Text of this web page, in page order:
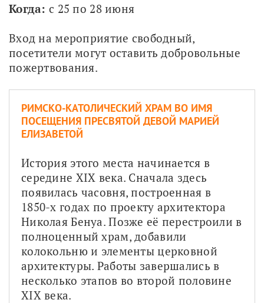
Когда: с 25 по 28 июня
Вход на мероприятие свободный,
посетители могут оставить добровольные
пожертвования.
РИМСКО-КАТОЛИЧЕСКИЙ ХРАМ ВО ИМЯ
ПОСЕЩЕНИЯ ПРЕСВЯТОЙ ДЕВОЙ МАРИЕЙ
ЕЛИЗАВЕТОЙ
История этого места начинается в
середине XIX века. Сначала здесь
появилась часовня, построенная в
1850-х годах по проекту архитектора
Николая Бенуа. Позже её перестроили в
полноценный храм, добавили
колокольню и элементы церковной
архитектуры. Работы завершались в
несколько этапов во второй половине
XIX века.